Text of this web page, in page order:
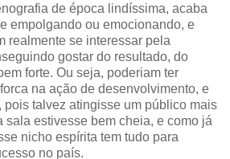
de época lindíssima, acaba
empolgando ou emocionando, e
realmente se interessar pela
gostar do resultado, do
forte. Ou seja, poderiam ter
na ação de desenvolvimento, e
pois talvez atingisse um público mais
sala estivesse bem cheia, e como já
nicho espírita tem tudo para
no país.